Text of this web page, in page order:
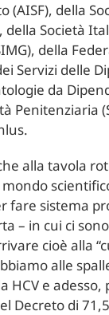
(AISF), della
della Società
della
Servizi delle
da
Penitenziaria
alla tavola
fare sistema
– in cui ci
cioè alla
alle
HCV e
Decreto di